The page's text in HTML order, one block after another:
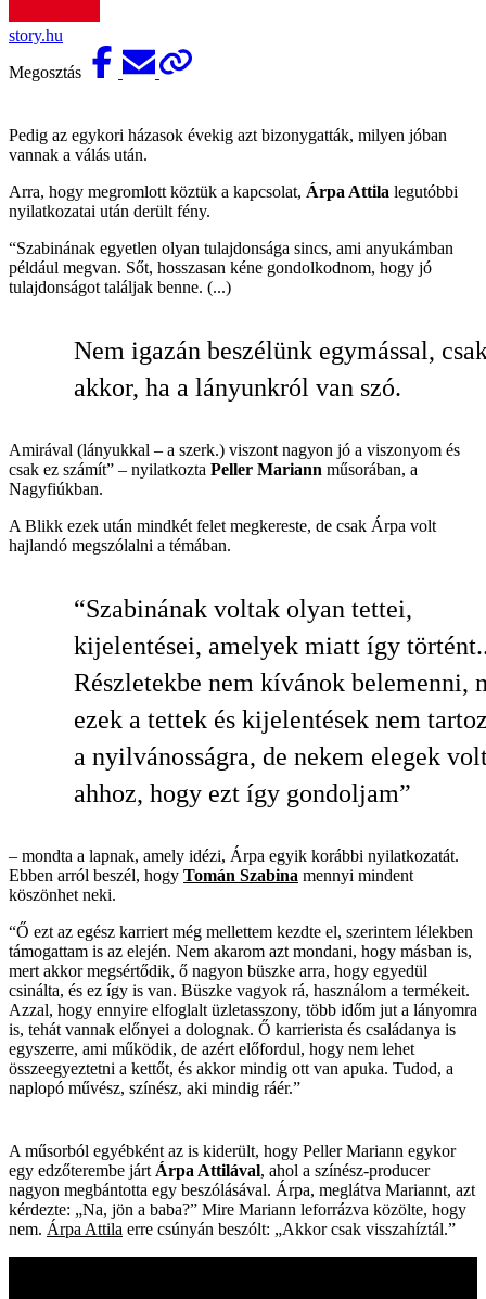
story.hu
Megosztás
Pedig az egykori házasok évekig azt bizonygatták, milyen jóban
vannak a válás után.
Arra, hogy megromlott köztük a kapcsolat, Árpa Attila legutóbbi
nyilatkozatai után derült fény.
“Szabinának egyetlen olyan tulajdonsága sincs, ami anyukámban
például megvan. Sőt, hosszasan kéne gondolkodnom, hogy jó
tulajdonságot találjak benne. (...)
Nem igazán beszélünk egymással,
akkor, ha a lányunkról van szó.
Amirával (lányukkal – a szerk.) viszont nagyon jó a viszonyom és
csak ez számít” – nyilatkozta Peller Mariann műsorában, a
Nagyfiúkban.
A Blikk ezek után mindkét felet megkereste, de csak Árpa volt
hajlandó megszólalni a témában.
“Szabinának voltak olyan tettei,
kijelentései, amelyek miatt így
Részletekbe nem kívánok belemenni,
ezek a tettek és kijelentések nem
a nyilvánosságra, de nekem elegek
ahhoz, hogy ezt így gondoljam”
– mondta a lapnak, amely idézi, Árpa egyik korábbi nyilatkozatát.
Ebben arról beszél, hogy Tomán Szabina mennyi mindent
köszönhet neki.
“Ő ezt az egész karriert még mellettem kezdte el, szerintem lélekben
támogattam is az elején. Nem akarom azt mondani, hogy másban is,
mert akkor megsértődik, ő nagyon büszke arra, hogy egyedül
csinálta, és ez így is van. Büszke vagyok rá, használom a termékeit.
Azzal, hogy ennyire elfoglalt üzletasszony, több időm jut a lányomra
is, tehát vannak előnyei a dolognak. Ő karrierista és családanya is
egyszerre, ami működik, de azért előfordul, hogy nem lehet
összeegyeztetni a kettőt, és akkor mindig ott van apuka. Tudod, a
naplopó művész, színész, aki mindig ráér.”
A műsorból egyébként az is kiderült, hogy Peller Mariann egykor
egy edzőterembe járt Árpa Attilával, ahol a színész-producer
nagyon megbántotta egy beszólásával. Árpa, meglátva Mariannt, azt
kérdezte: „Na, jön a baba?” Mire Mariann leforrázva közölte, hogy
nem. Árpa Attila erre csúnyán beszólt: „Akkor csak visszahíztál.”